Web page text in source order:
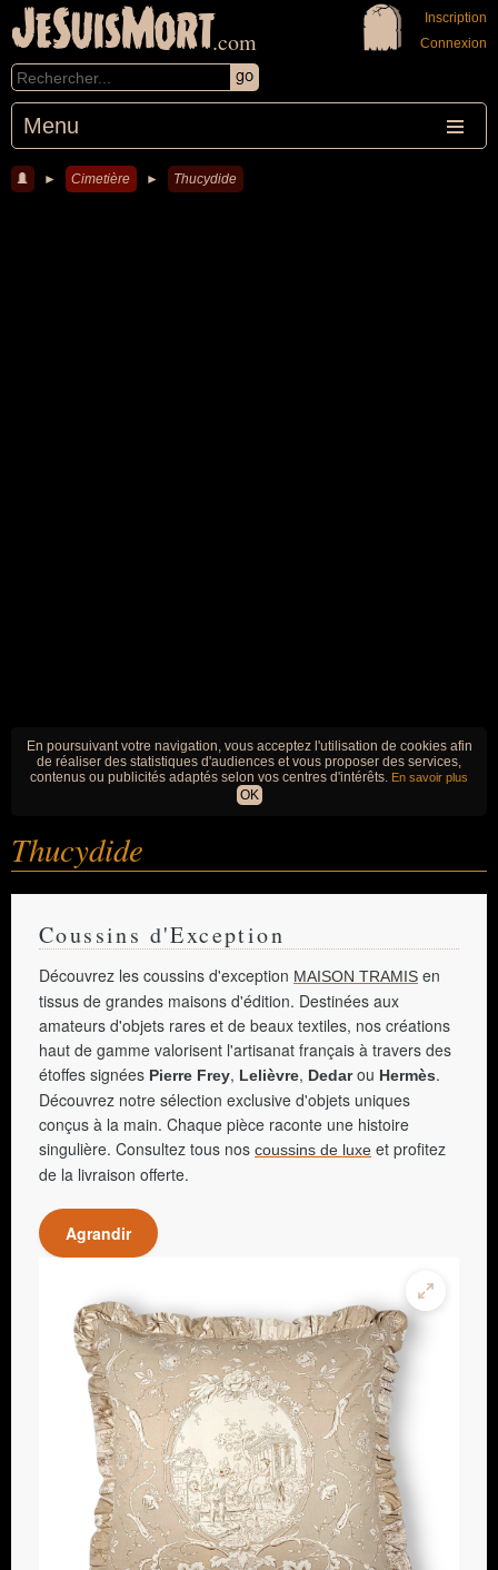
JeSuisMort.com
Menu
Inscription
Connexion
► Cimetière ► Thucydide
En poursuivant votre navigation, vous acceptez l'utilisation de cookies afin
de réaliser des statistiques d'audiences et vous proposer des services,
contenus ou publicités adaptés selon vos centres d'intérêts. En savoir plus
OK
Thucydide
Coussins d'Exception
Découvrez les coussins d'exception MAISON TRAMIS en
tissus de grandes maisons d'édition. Destinées aux
amateurs d'objets rares et de beaux textiles, nos créations
haut de gamme valorisent l'artisanat français à travers des
étoffes signées Pierre Frey, Lelièvre, Dedarou Hermès.
Découvrez notre sélection exclusive d'objets uniques
conçus à la main. Chaque pièce raconte une histoire
singulière. Consultez tous nos coussins de luxe et profitez
de la livraison offerte.
Agrandir